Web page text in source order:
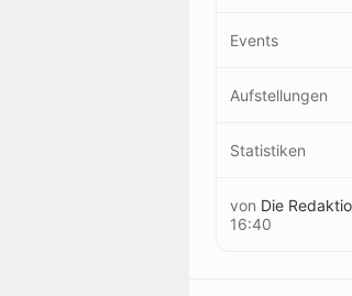
Events
Aufstellungen
Statistiken
von Die
16:40